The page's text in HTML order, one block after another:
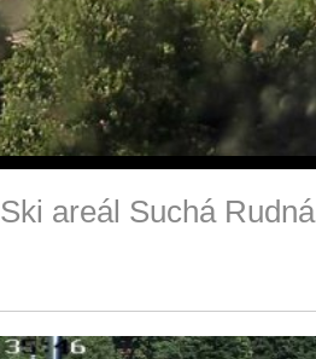
Ski areál Suchá Rudná